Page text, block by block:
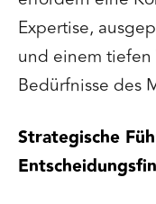
Expertise,
und einem
Bedürfnisse des
Strategische